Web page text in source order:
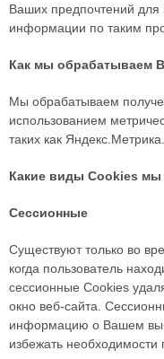
Ваших предпочтений
информации по таким
Как мы обрабатываем
Мы обрабатываем
использованием
таких как Яндекс.Метрика.
Какие виды Сookies мы
Сессионные
Существуют только во
когда пользователь
сессионные Cookies
окно веб-сайта.
информацию о Вашем
избежать